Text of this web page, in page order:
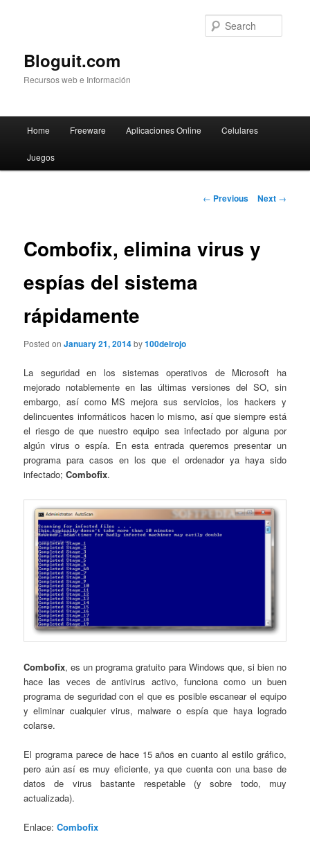
Bloguit.com
Recursos web e Información
Skip
to
Home Freeware Aplicaciones Online Celulares
Juegos
Post
← Previous Next →
Combofix, elimina virus y
espías del sistema
rápidamente
Posted onJanuary 21, 2014by100delrojo
La seguridad en los sistemas operativos de Microsoft ha
mejorado notablemente en las últimas versiones del SO, sin
embargo, así como MS mejora sus servicios, los hackers y
delincuentes informáticos hacen lo mismo, así que siempre está
el riesgo de que nuestro equipo sea infectado por alguna por
algún virus o espía. En esta entrada queremos presentar un
programa para casos en los que el ordenador ya haya sido
infectado;Combofix.
Combofix, es un programa gratuito para Windows que, si bien no
hace las veces de antivirus activo, funciona como un buen
programa de seguridad con el que es posible escanear el equipo
y eliminar cualquier virus, malware o espía que haya logrado
colarse.
El programa parece de hace 15 años en cuanto al estilo gráfico,
pero aún así es muy eficiente, ya que cuenta con una base de
datos de virus bastante respetable (y sobre todo, muy
actualizada).
Enlace:Combofix